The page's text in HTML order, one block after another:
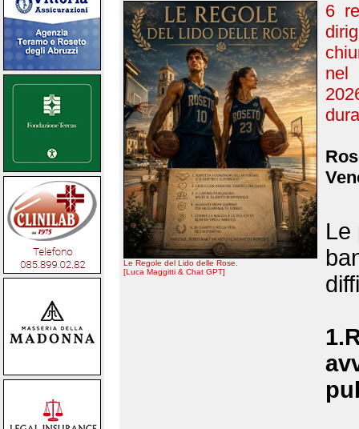
Le Regole del Lido delle Rose.
[Luca Maggitti & Chat GPT]
6
Le